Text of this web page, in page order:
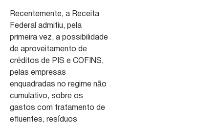
Recentemente, a Receita
Federal admitiu, pela
primeira vez, a possibilidade
de aproveitamento de
créditos de PIS e COFINS,
pelas empresas
enquadradas no regime não
cumulativo, sobre os
gastos com tratamento de
efluentes, resíduos